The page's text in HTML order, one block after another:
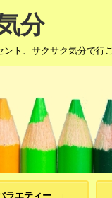
分
ト、サクサク気分で行
ラエティー ↓